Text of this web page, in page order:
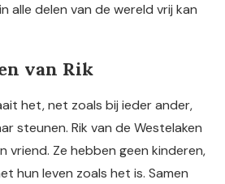
alle delen van de wereld vrij kan
van Rik
het, net zoals bij ieder ander,
steunen. Rik van de Westelaken
vriend. Ze hebben geen kinderen,
hun leven zoals het is. Samen